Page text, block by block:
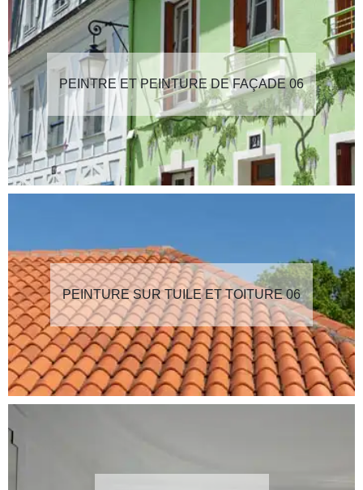
PEINTRE ET PEINTURE DE FAÇADE 06
PEINTURE SUR TUILE ET TOITURE 06